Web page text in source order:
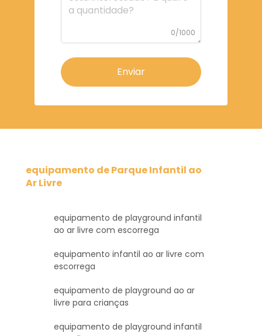
0/1000
Enviar
equipamento de Parque Infantil ao
Ar Livre
equipamento de playground infantil
ao ar livre com escorrega
equipamento infantil ao ar livre com
escorrega
equipamento de playground ao ar
livre para crianças
equipamento de playground infantil